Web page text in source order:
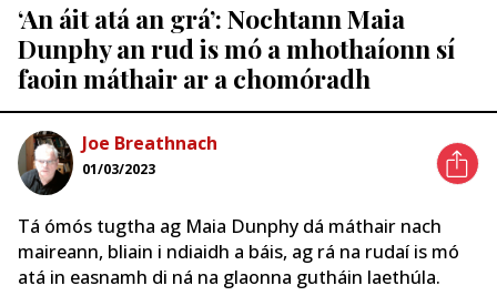
‘An áit atá an grá’: Nochtann Maia
Dunphy an rud is mó a mhothaíonn sí
faoin máthair ar a chomóradh
Joe Breathnach
01/03/2023
Tá ómós tugtha ag Maia Dunphy dá máthair nach
maireann, bliain i ndiaidh a báis, ag rá na rudaí is mó
atá in easnamh di ná na glaonna gutháin laethúla.